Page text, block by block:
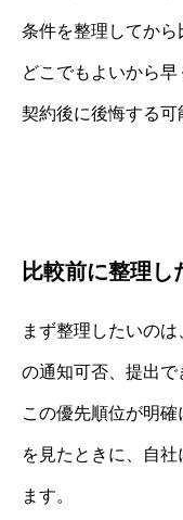
条件を整理してから
どこでもよいから早
契約後に後悔する可
比較前に整理し
まず整理したいの
の通知可否、提出で
この優先順位が明
を見たときに、自
ます。